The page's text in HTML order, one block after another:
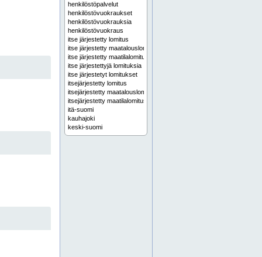
henkilöstöpalvelut
henkilöstövuokraukset
henkilöstövuokrauksia
henkilöstövuokraus
itse järjestetty lomitus
itse järjestetty maatalouslomitus
itse järjestetty maatilalomitus
itse järjestettyjä lomituksia
itse järjestetyt lomitukset
itsejärjestetty lomitus
itsejärjestetty maatalouslomitus
itsejärjestetty maatilalomitus
itä-suomi
kauhajoki
keski-suomi
kevytyrittäjyyksiä